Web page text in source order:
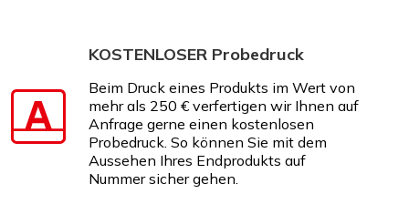
KOSTENLOSER Probedruck
Beim Druck eines Produkts im Wert von
mehr als 250 € verfertigen wir Ihnen auf
Anfrage gerne einen kostenlosen
Probedruck. So können Sie mit dem
Aussehen Ihres Endprodukts auf
Nummer sicher gehen.